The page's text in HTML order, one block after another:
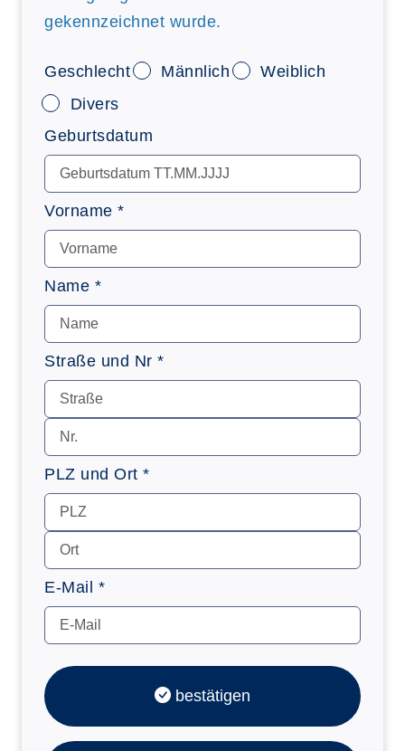
gekennzeichnet wurde.
Geschlecht Männlich
Weiblich
Divers
Geburtsdatum
Vorname *
Name *
Straße und Nr *
PLZ und Ort *
E-Mail *
bestätigen